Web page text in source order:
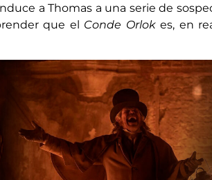
a Thomas a una serie de
que el Conde Orlokes, en